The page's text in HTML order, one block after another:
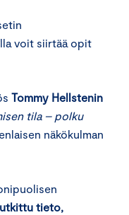
voit siirtää opit
Tommy Hellstenin
tila – polku
näkökulman
tieto,